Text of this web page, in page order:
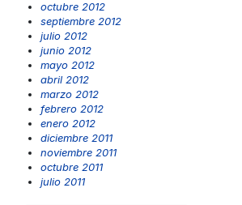
octubre 2012
septiembre 2012
julio 2012
junio 2012
mayo 2012
abril 2012
marzo 2012
febrero 2012
enero 2012
diciembre 2011
noviembre 2011
octubre 2011
julio 2011